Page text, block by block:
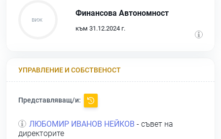
Финансова Автономност
към 31.12.2024 г.
УПРАВЛЕНИЕ И СОБСТВЕНОСТ
Представляващ/и:
ЛЮБОМИР ИВАНОВ НЕЙКОВ - съвет на
директорите